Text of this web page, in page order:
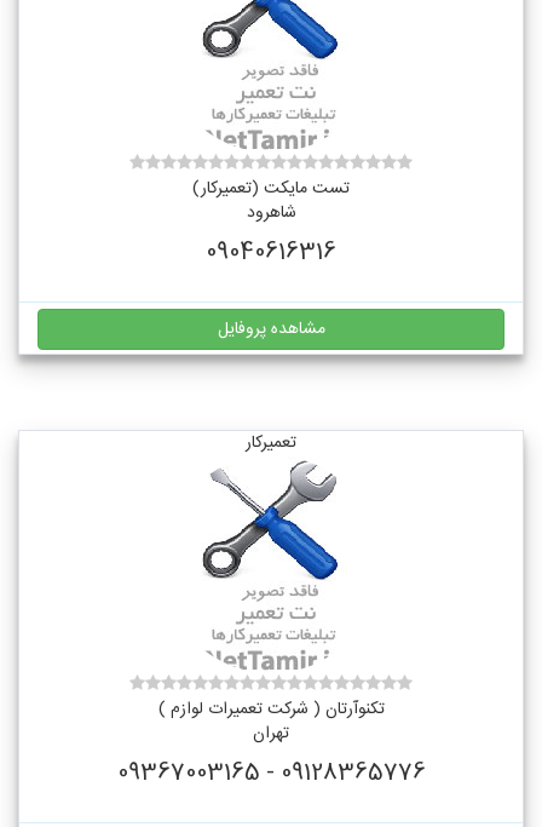
تست مایکت (تعمیرکار)
شاهرود
09040616316
مشاهده پروفایل
تعمیرکار
تکنوآرتان ( شرکت تعمیرات لوازم )
تهران
09128365776 - 09367003165